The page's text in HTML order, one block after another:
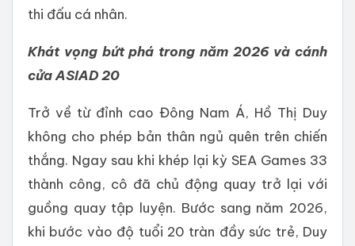
thi đấu cá nhân.
Khát vọng bứt phá trong năm 2026 và cánh
cửa ASIAD 20
Trở về từ đỉnh cao Đông Nam Á, Hồ Thị Duy
không cho phép bản thân ngủ quên trên chiến
thắng. Ngay sau khi khép lại kỳ SEA Games 33
thành công, cô đã chủ động quay trở lại với
guồng quay tập luyện. Bước sang năm 2026,
khi bước vào độ tuổi 20 tràn đầy sức trẻ, Duy